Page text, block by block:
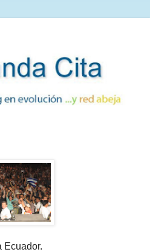
Ecuador.